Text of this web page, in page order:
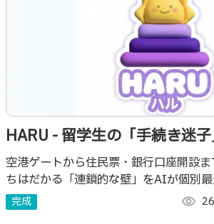
HARU - 留学生の「手続き迷
るAIコンパニオン
空港ゲートから住民票・銀行口座開設
ちはだかる「連鎖的な壁」をAIが個別
PDFダウンロードで、SIMカード契約前
する生存戦略アプリ。
完成 visibility